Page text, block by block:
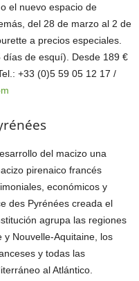
el nuevo espacio de
del 28 de marzo al 2 de
a precios especiales.
de esquí). Desde 189 €
+33 (0)5 59 05 12 17 /
del macizo una
pirenaico francés
económicos y
des Pyrénées creada el
agrupa las regiones
y Nouvelle-Aquitaine, los
y todas las
al Atlántico.